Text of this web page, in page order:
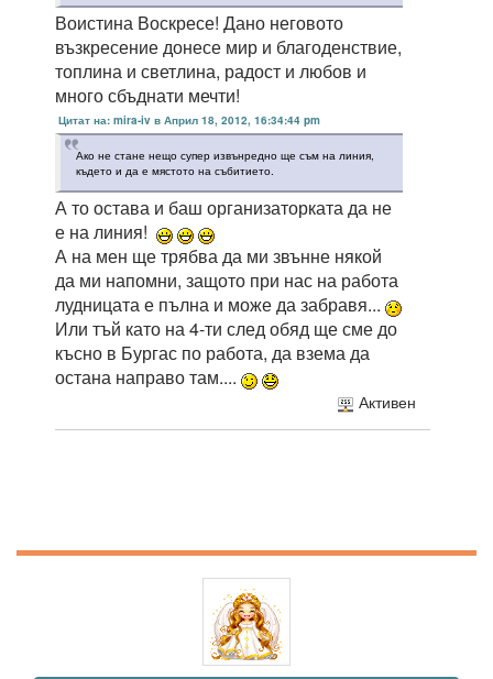
Воистина Воскресе! Дано неговото
възкресение донесе мир и благоденствие,
топлина и светлина, радост и любов и
много сбъднати мечти!
Цитат на: mira-iv в Април 18, 2012, 16:34:44 pm
Ако не стане нещо супер извънредно ще съм на линия,
където и да е мястото на събитието.
А то остава и баш организаторката да не
е на линия!
А на мен ще трябва да ми звънне някой
да ми напомни, защото при нас на работа
лудницата е пълна и може да забравя...
Или тъй като на 4-ти след обяд ще сме до
късно в Бургас по работа, да взема да
остана направо там....
Активен